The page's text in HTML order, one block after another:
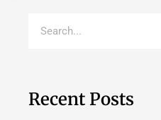
Recent Posts